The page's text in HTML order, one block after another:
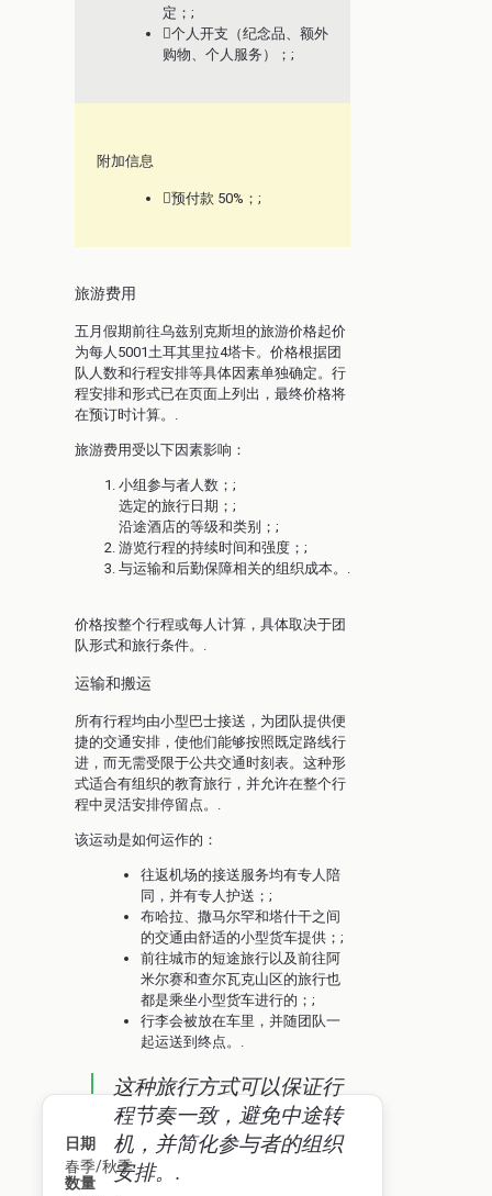
定；;
个人开支（纪念品、额外
购物、个人服务）；;
附加信息
预付款 50%；;
旅游费用
五月假期前往乌兹别克斯坦的旅游价格起价
为每人5001土耳其里拉4塔卡。价格根据团
队人数和行程安排等具体因素单独确定。行
程安排和形式已在页面上列出，最终价格将
在预订时计算。.
旅游费用受以下因素影响：
小组参与者人数；;
选定的旅行日期；;
沿途酒店的等级和类别；;
游览行程的持续时间和强度；;
与运输和后勤保障相关的组织成本。.
价格按整个行程或每人计算，具体取决于团
队形式和旅行条件。.
运输和搬运
所有行程均由小型巴士接送，为团队提供便
捷的交通安排，使他们能够按照既定路线行
进，而无需受限于公共交通时刻表。这种形
式适合有组织的教育旅行，并允许在整个行
程中灵活安排停留点。.
该运动是如何运作的：
往返机场的接送服务均有专人陪
同，并有专人护送；;
布哈拉、撒马尔罕和塔什干之间
的交通由舒适的小型货车提供；;
前往城市的短途旅行以及前往阿
米尔赛和查尔瓦克山区的旅行也
都是乘坐小型货车进行的；;
行李会被放在车里，并随团队一
起运送到终点。.
这种旅行方式可以保证行
程节奏一致，避免中途转
机，并简化参与者的组织
安排。.
日期
春季/秋季
数量